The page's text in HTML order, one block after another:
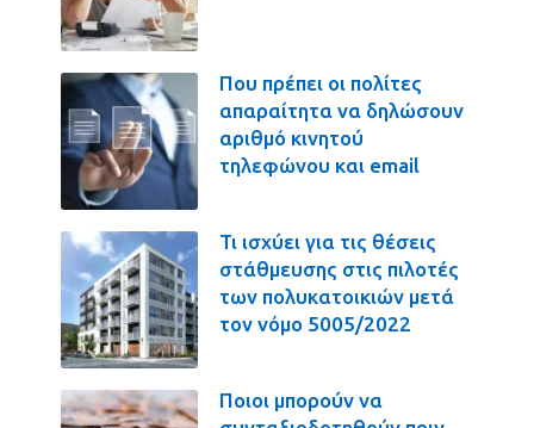
Που πρέπει οι πολίτες
απαραίτητα να δηλώσουν
αριθμό κινητού
τηλεφώνου και email
Τι ισχύει για τις θέσεις
στάθμευσης στις πιλοτές
των πολυκατοικιών μετά
τον νόμο 5005/2022
Ποιοι μπορούν να